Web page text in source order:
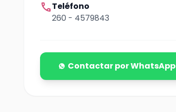
callTeléfono
260 - 4579843
Contactar por WhatsApp